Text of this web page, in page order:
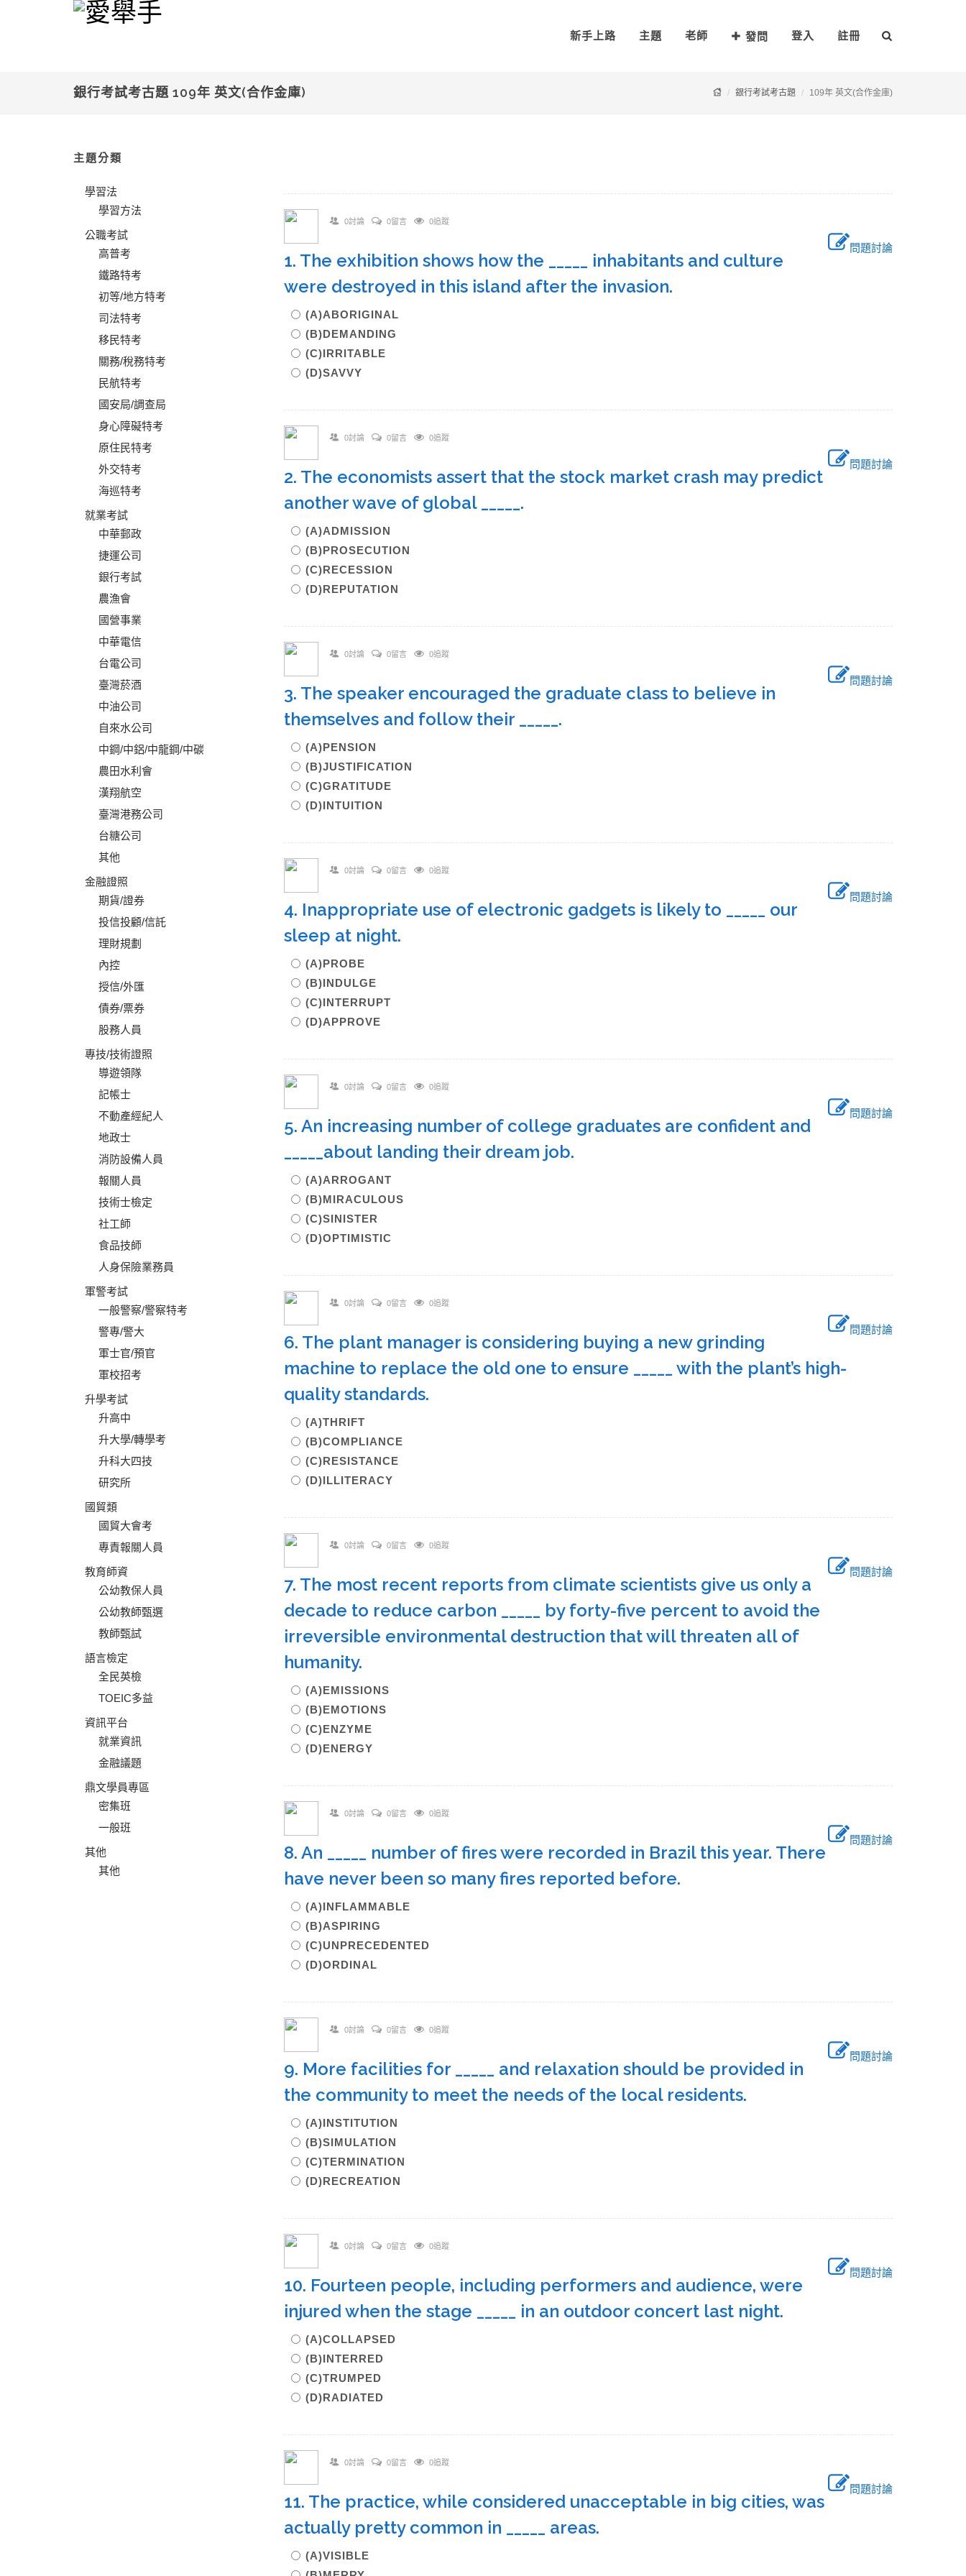
新手上路 主題 老師 發問 登入 註冊
銀行考試考古題 109年 英文(合作金庫) 銀行考試考古題 109年 英文(合作金庫)
主題分類
學習法
學習方法
公職考試
高普考
鐵路特考
初等/地方特考
司法特考
移民特考
關務/稅務特考
民航特考
國安局/調查局
身心障礙特考
原住民特考
外交特考
海巡特考
就業考試
中華郵政
捷運公司
銀行考試
農漁會
國營事業
中華電信
台電公司
臺灣菸酒
中油公司
自來水公司
中鋼/中鋁/中龍鋼/中碳
農田水利會
漢翔航空
臺灣港務公司
台糖公司
其他
金融證照
期貨/證券
投信投顧/信託
理財規劃
內控
授信/外匯
債券/票券
股務人員
專技/技術證照
導遊領隊
記帳士
不動產經紀人
地政士
消防設備人員
報關人員
技術士檢定
社工師
食品技師
人身保險業務員
軍警考試
一般警察/警察特考
警專/警大
軍士官/預官
軍校招考
升學考試
升高中
升大學/轉學考
升科大四技
研究所
國貿類
國貿大會考
專責報關人員
教育師資
公幼教保人員
公幼教師甄選
教師甄試
語言檢定
全民英檢
TOEIC多益
資訊平台
就業資訊
金融議題
鼎文學員專區
密集班
一般班
其他
其他
0討論 0留言 0追蹤
問題討論
1. The exhibition shows how the _____ inhabitants and culture
were destroyed in this island after the invasion.
(A)ABORIGINAL
(B)DEMANDING
(C)IRRITABLE
(D)SAVVY
0討論 0留言 0追蹤
問題討論
2. The economists assert that the stock market crash may predict
another wave of global _____.
(A)ADMISSION
(B)PROSECUTION
(C)RECESSION
(D)REPUTATION
0討論 0留言 0追蹤
問題討論
3. The speaker encouraged the graduate class to believe in
themselves and follow their _____.
(A)PENSION
(B)JUSTIFICATION
(C)GRATITUDE
(D)INTUITION
0討論 0留言 0追蹤
問題討論
4. Inappropriate use of electronic gadgets is likely to _____ our
sleep at night.
(A)PROBE
(B)INDULGE
(C)INTERRUPT
(D)APPROVE
0討論 0留言 0追蹤
問題討論
5. An increasing number of college graduates are confident and
_____about landing their dream job.
(A)ARROGANT
(B)MIRACULOUS
(C)SINISTER
(D)OPTIMISTIC
0討論 0留言 0追蹤
問題討論
6. The plant manager is considering buying a new grinding
machine to replace the old one to ensure _____ with the plant’s high-
quality standards.
(A)THRIFT
(B)COMPLIANCE
(C)RESISTANCE
(D)ILLITERACY
0討論 0留言 0追蹤
問題討論
7. The most recent reports from climate scientists give us only a
decade to reduce carbon _____ by forty-five percent to avoid the
irreversible environmental destruction that will threaten all of
humanity.
(A)EMISSIONS
(B)EMOTIONS
(C)ENZYME
(D)ENERGY
0討論 0留言 0追蹤
問題討論
8. An _____ number of fires were recorded in Brazil this year. There
have never been so many fires reported before.
(A)INFLAMMABLE
(B)ASPIRING
(C)UNPRECEDENTED
(D)ORDINAL
0討論 0留言 0追蹤
問題討論
9. More facilities for _____ and relaxation should be provided in
the community to meet the needs of the local residents.
(A)INSTITUTION
(B)SIMULATION
(C)TERMINATION
(D)RECREATION
0討論 0留言 0追蹤
問題討論
10. Fourteen people, including performers and audience, were
injured when the stage _____ in an outdoor concert last night.
(A)COLLAPSED
(B)INTERRED
(C)TRUMPED
(D)RADIATED
0討論 0留言 0追蹤
問題討論
11. The practice, while considered unacceptable in big cities, was
actually pretty common in _____ areas.
(A)VISIBLE